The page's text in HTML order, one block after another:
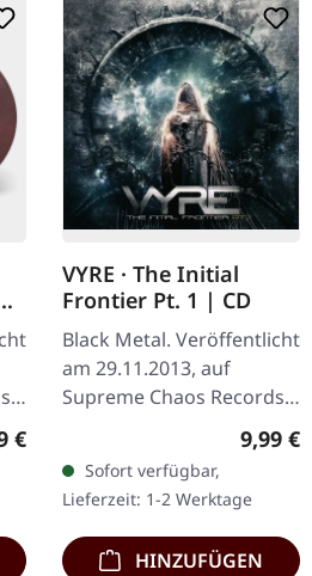
Preis:
€
VYRE · The Initial
Frontier Pt. 1 | CD
Black Metal. Veröffentlicht
am 29.11.2013, auf
Supreme Chaos Records.
CD im Jewelcase mit 8-
seitigem Booklet. Was
passiert, wenn drei
kosmische…
9,99 €
Sofort verfügbar,
Lieferzeit: 1-2 Werktage
HINZUFÜGEN